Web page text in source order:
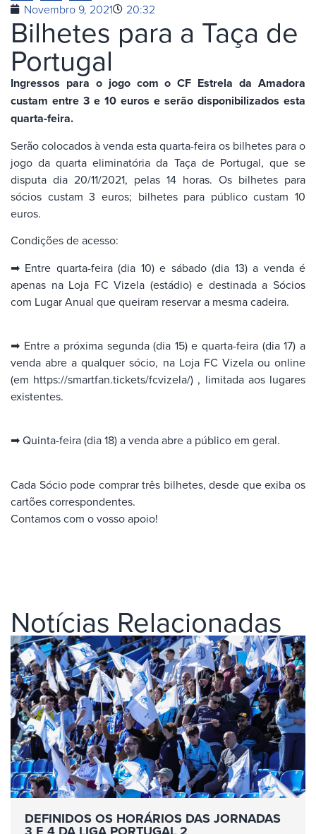
Novembro 9, 2021 20:32
Bilhetes para a Taça de
Portugal
Ingressos para o jogo com o CF Estrela da Amadora
custam entre 3 e 10 euros e serão disponibilizados esta
quarta-feira.
Serão colocados à venda esta quarta-feira os bilhetes para o
jogo da quarta eliminatória da Taça de Portugal, que se
disputa dia 20/11/2021, pelas 14 horas. Os bilhetes para
sócios custam 3 euros; bilhetes para público custam 10
euros.
Condições de acesso:
➡ Entre quarta-feira (dia 10) e sábado (dia 13) a venda é
apenas na Loja FC Vizela (estádio) e destinada a Sócios
com Lugar Anual que queiram reservar a mesma cadeira.
➡ Entre a próxima segunda (dia 15) e quarta-feira (dia 17) a
venda abre a qualquer sócio, na Loja FC Vizela ou online
(em https://smartfan.tickets/fcvizela/) , limitada aos lugares
existentes.
➡ Quinta-feira (dia 18) a venda abre a público em geral.
Cada Sócio pode comprar três bilhetes, desde que exiba os
cartões correspondentes.
Contamos com o vosso apoio!
Notícias Relacionadas
DEFINIDOS OS HORÁRIOS DAS JORNADAS